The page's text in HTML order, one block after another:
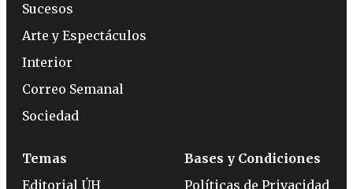
Sucesos
Arte y Espectáculos
Interior
Correo Semanal
Sociedad
Temas
Editorial ÚH
Bases y Condiciones
Políticas de Privacidad